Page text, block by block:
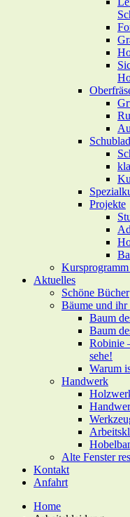
Projekte
Aktuelles
Schöne Bücher
Bäume und
Baum
Baum
Robinie
sehe!
Warum
Handwerk
Alte Fenster
Kontakt
Anfahrt
Breadcrumbs
Home